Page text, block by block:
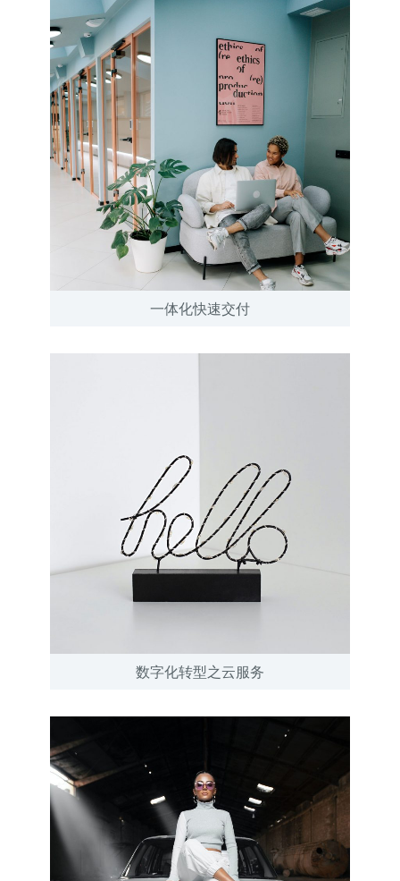
一体化快速交付
数字化转型之云服务